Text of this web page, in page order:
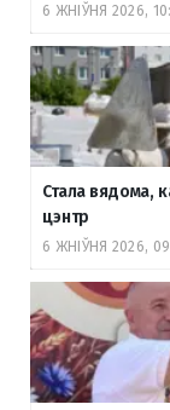
6 ЖНІЎНЯ 2026,
Стала вядома,
цэнтр
6 ЖНІЎНЯ 2026,